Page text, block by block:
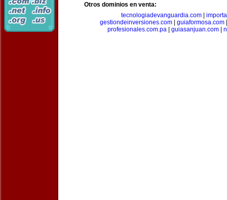
Otros dominios en venta:
tecnologiadevanguardia.com|
gestiondeinversiones.com| guiaformosa.com
profesionales.com.pa
guiasanjuan.com